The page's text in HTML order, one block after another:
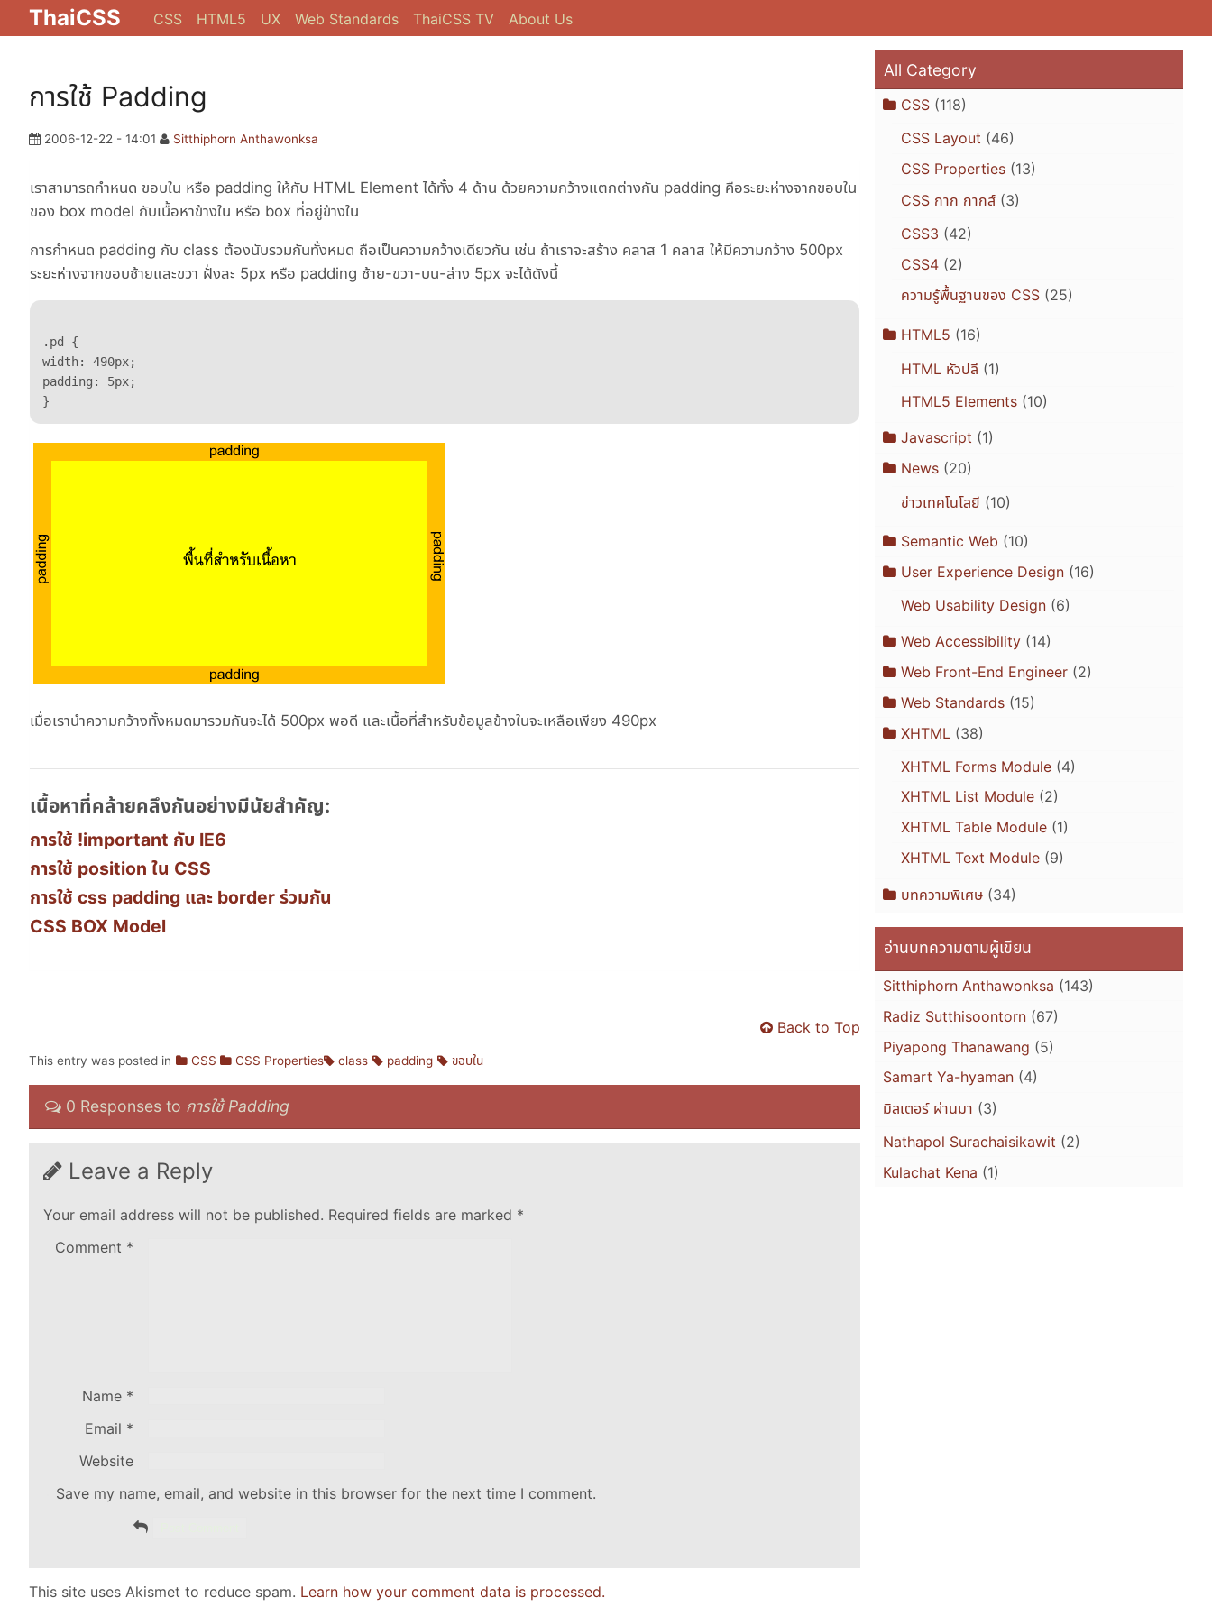
ThaiCSS CSS HTML5 UX Web Standards ThaiCSS TV About Us
การใช้ Padding
2006-12-22 - 14:01 Sitthiphorn Anthawonksa
เราสามารถกำหนด ขอบใน หรือ padding ให้กับ HTML Element ได้ทั้ง 4 ด้าน ด้วยความกว้างแตกต่างกัน padding คือระยะห่างจากขอบใน
ของ box model กับเนื้อหาข้างใน หรือ box ที่อยู่ข้างใน
การกำหนด padding กับ class ต้องนับรวมกันทั้งหมด ถือเป็นความกว้างเดียวกัน เช่น ถ้าเราจะสร้าง คลาส 1 คลาส ให้มีความกว้าง 500px
ระยะห่างจากขอบซ้ายและขวา ฝั่งละ 5px หรือ padding ซ้าย-ขวา-บน-ล่าง 5px จะได้ดังนี้
.pd {
width: 490px;
padding: 5px;
}
เมื่อเรานำความกว้างทั้งหมดมารวมกันจะได้ 500px พอดี และเนื้อที่สำหรับข้อมูลข้างในจะเหลือเพียง 490px
เนื้อหาที่คล้ายคลึงกันอย่างมีนัยสำคัญ:
การใช้ !important กับ IE6
การใช้ position ใน CSS
การใช้ css padding และ border ร่วมกัน
CSS BOX Model
Back to Top
This entry was posted in CSS CSS Properties class padding ขอบใน
0 Responses to การใช้ Padding
Leave a Reply
Your email address will not be published. Required fields are marked *
Comment *
Name *
Email *
Website
Save my name, email, and website in this browser for the next time I comment.
This site uses Akismet to reduce spam. Learn how your comment data is processed.
All Category
CSS (118)
CSS Layout (46)
CSS Properties(13)
CSS กาก กากส์(3)
CSS3 (42)
CSS4(2)
ความรู้พื้นฐานของ CSS(25)
HTML5 (16)
HTML หัวปลี (1)
HTML5 Elements(10)
Javascript (1)
News (20)
ข่าวเทคโนโลยี (10)
Semantic Web (10)
User Experience Design (16)
Web Usability Design(6)
Web Accessibility (14)
Web Front-End Engineer (2)
Web Standards (15)
XHTML (38)
XHTML Forms Module(4)
XHTML List Module(2)
XHTML Table Module(1)
XHTML Text Module(9)
บทความพิเศษ (34)
อ่านบทความตามผู้เขียน
Sitthiphorn Anthawonksa (143)
Radiz Sutthisoontorn (67)
Piyapong Thanawang (5)
Samart Ya-hyaman (4)
มิสเตอร์ ผ่านมา (3)
Nathapol Surachaisikawit (2)
Kulachat Kena (1)